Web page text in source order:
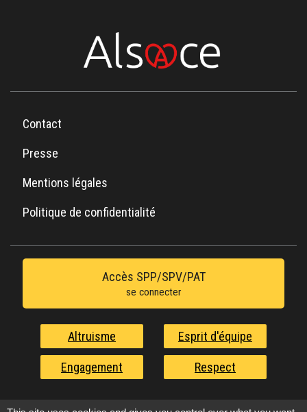
Contact
Presse
Mentions légales
Politique de confidentialité
Accès SPP/SPV/PAT
se connecter
Altruisme Esprit d'équipe
Engagement Respect
Nos valeurs au service de l'urgence